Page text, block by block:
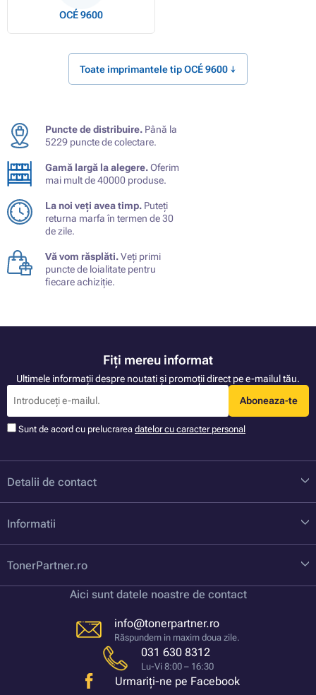
OCÉ 9600
Toate imprimantele tip OCÉ 9600 ↓
Puncte de distribuire. Până la
5229 puncte de colectare.
Gamă largă la alegere.Oferim
mai mult de 40000 produse.
La noi veți avea timp. Puteți
returna marfa în termen de 30
de zile.
Vă vom răsplăti.Veți primi
puncte de loialitate pentru
fiecare achiziție.
Fiți mereu informat
Ultimele informații despre noutati și promoții direct pe e-mailul tău.
Aboneaza-te
Sunt de acord cu prelucrarea datelor cu caracter personal
Detalii de contact
Informatii
TonerPartner.ro
Aici sunt datele noastre de contact
info@tonerpartner.ro
Răspundem in maxim doua zile.
031 630 8312
Lu-Vi 8:00 – 16:30
Urmariți-ne pe Facebook